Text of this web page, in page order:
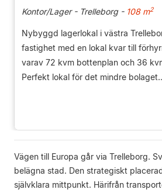
Kontor/Lager - Trelleborg -108 m2
Nybyggd lagerlokal i västra
fastighet med en lokal kvar till
varav 72 kvm bottenplan och 36
Perfekt lokal för det mindre
Vägen till Europa går via Trelleborg.
belägna stad. Den strategiskt
självklara mittpunkt. Härifrån